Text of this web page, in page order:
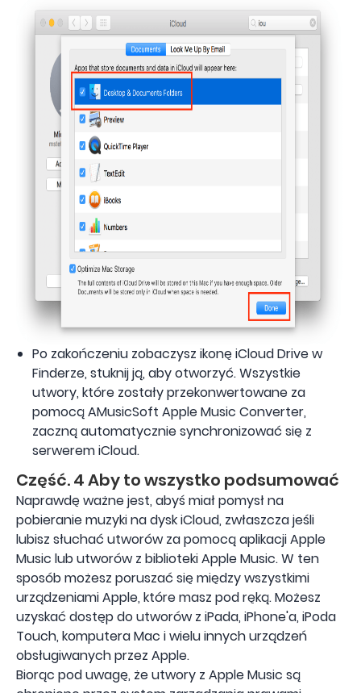
Po zakończeniu zobaczysz ikonę iCloud Drive w
Finderze, stuknij ją, aby otworzyć. Wszystkie
utwory, które zostały przekonwertowane za
pomocą AMusicSoft Apple Music Converter,
zaczną automatycznie synchronizować się z
serwerem iCloud.
Część. 4 Aby to wszystko podsumować
Naprawdę ważne jest, abyś miał pomysł na
pobieranie muzyki na dysk iCloud, zwłaszcza jeśli
lubisz słuchać utworów za pomocą aplikacji Apple
Music lub utworów z biblioteki Apple Music. W ten
sposób możesz poruszać się między wszystkimi
urządzeniami Apple, które masz pod ręką. Możesz
uzyskać dostęp do utworów z iPada, iPhone'a, iPoda
Touch, komputera Mac i wielu innych urządzeń
obsługiwanych przez Apple.
Biorąc pod uwagę, że utwory z Apple Music są